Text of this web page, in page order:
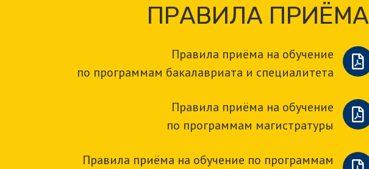
ПРАВИЛА ПРИЁМА
Правила приёма на обучение
по программам бакалавриата и специалитета
Правила приёма на обучение
по программам магистратуры
Правила приёма на обучение по программам